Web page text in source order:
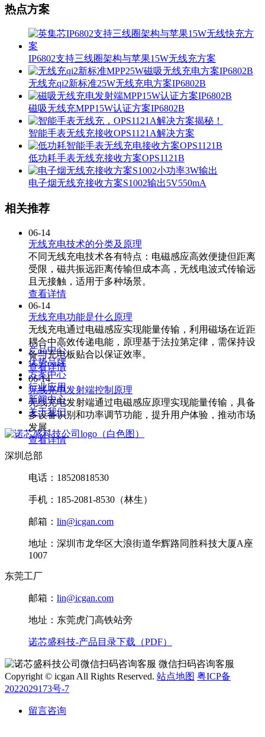
热点方案
IP6802支持三线圈架构与苹果15W无线充方案
无线充qi2新标准25W无线充电方案IP6802B
磁吸无线充MPP15W认证方案IP6802B
智能手表无线充接收OPS1121A解决方案
低功耗手表无线充接收方案OPS1121B
电子烟无线充接收方案S1002输出5V550mA
相关推荐
06-14
无线充电技术的分类及原理
不同无线充电技术各有特点：电磁感应高效便捷但距离
受限，磁共振远距离传输但成本高，无线电波式传输远
且无接触，适用于多种场景。
查看详情
06-14
无线充电功能是什么原理
无线充电通过电磁感应实现能量传输，利用磁场在近距
耦合中高效传递电能，原理基于法拉第定律，需保持设
备与充电板贴合以保证效率。
查看详情
06-14
无线充电发射端控制原理
无线充电发射端通过电磁感应原理实现能量传输，具备
多设备识别和功率调节功能，提升用户体验，推动市场
发展。
查看详情
产品中心
优势品牌
方案中心
行业应用
新闻中心
关于我们
深圳总部
电话：18520818530
手机：185-2081-8530（林生）
邮箱： lin@icgan.com
地址：深圳市龙华区大浪街道华辉路同胜科技大厦A座
1007
东莞工厂
邮箱： lin@icgan.com
地址：东莞虎门高铁站旁
诺芯盛科技-产品目录下载（PDF）
微信扫码咨询客服
Copyright © icgan All Rights Reserved. 站点地图 粤ICP备
2022029173号-7
留言咨询